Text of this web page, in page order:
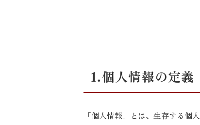
1.個人情報の定義
「個人情報」とは、生存する